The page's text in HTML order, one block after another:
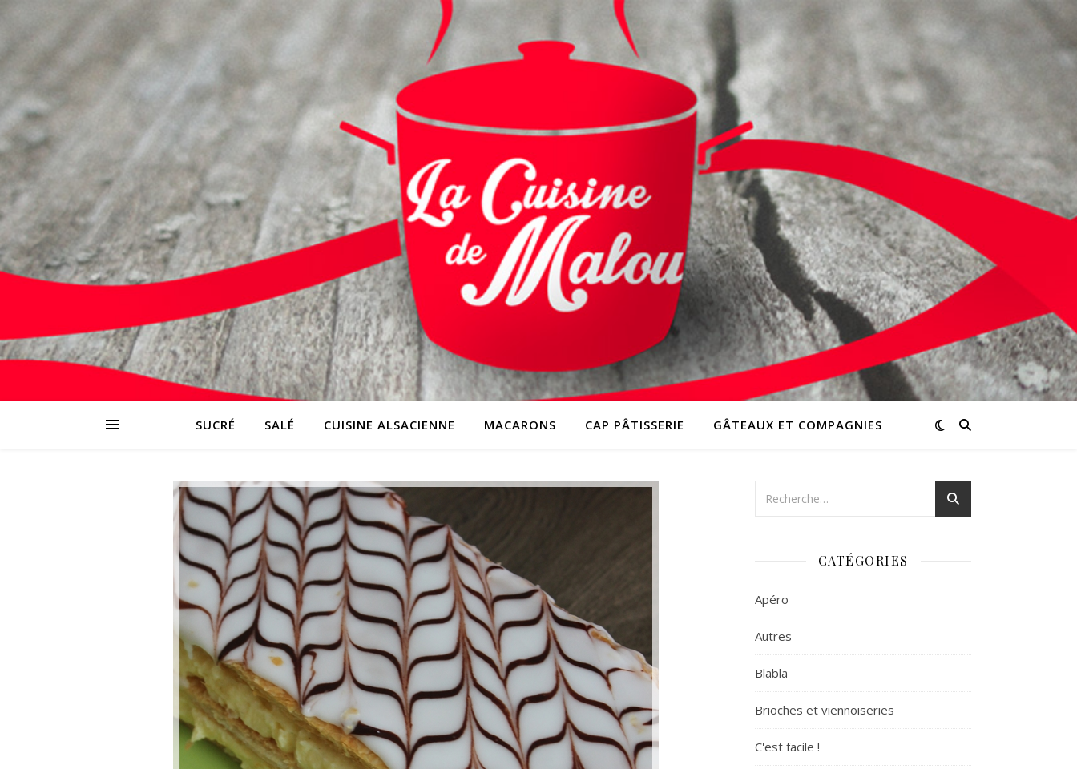
SUCRÉ SALÉ CUISINE ALSACIENNE MACARONS CAP PÂTISSERIE GÂTEAUX ET COMPAGNIES
CATÉGORIES
Apéro
Autres
Blabla
Brioches et viennoiseries
C'est facile !